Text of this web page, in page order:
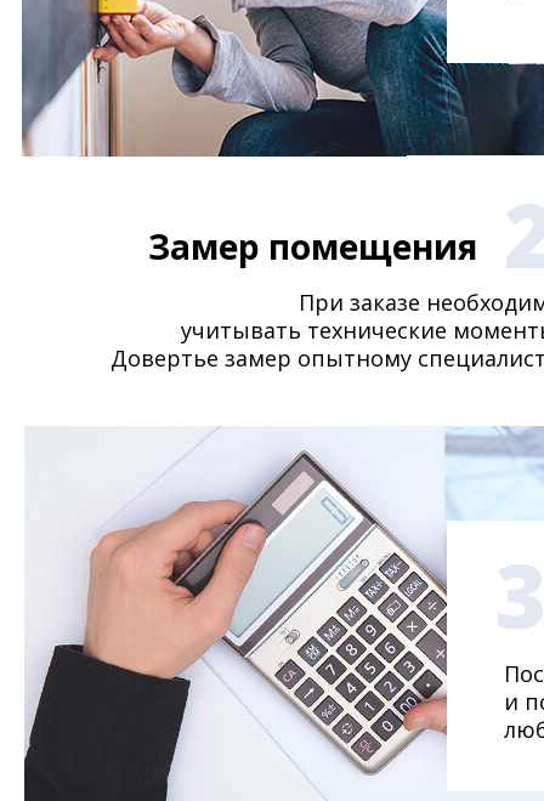
Замер помещения
При заказе
учитывать технические
Довертье замер опытному
и